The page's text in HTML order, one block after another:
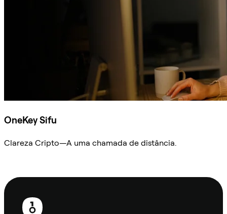
OneKey Sifu
Clareza Cripto—A uma chamada de distância.
Rodapé